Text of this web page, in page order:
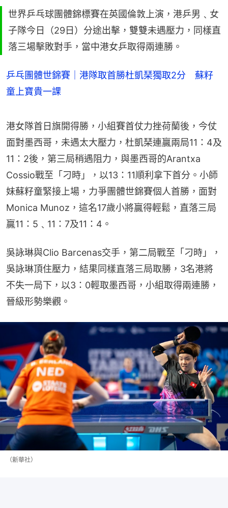
世界乒乓球團體錦標賽在英國倫敦上演，港乒男﹑女
子隊今日（29日）分途出擊，雙雙未遇壓力，同樣直
落三場擊敗對手，當中港女乒取得兩連勝。
乒乓團體世錦賽｜港隊取首勝杜凱琹獨取2分 蘇籽
童上寶貴一課
港女隊首日旗開得勝，小組賽首仗力挫荷蘭後，今仗
面對墨西哥，未遇太大壓力，杜凱琹連贏兩局11：4及
11：2後，第三局稍遇阻力，與墨西哥的Arantxa
Cossio戰至「刁時」，以13：11順利拿下首分。小師
妹蘇籽童緊接上場，力爭團體世錦賽個人首勝，面對
Monica Munoz，這名17歲小將贏得輕鬆，直落三局
贏11：5﹑11：7及11：4。
吳詠琳與Clio Barcenas交手，第二局戰至「刁時」，
吳詠琳頂住壓力，結果同樣直落三局取勝，3名港將
不失一局下，以3：0輕取墨西哥，小組取得兩連勝，
晉級形勢樂觀。
（新華社）